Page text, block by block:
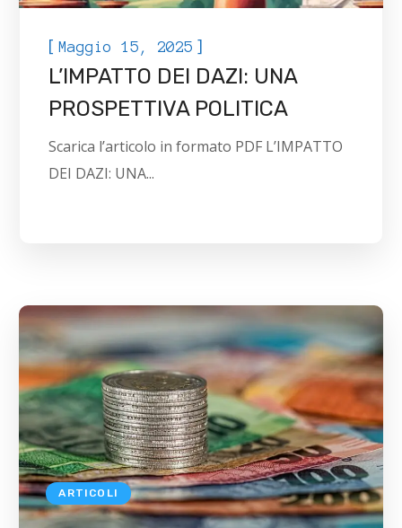
[Maggio 15, 2025 ]
L’IMPATTO DEI DAZI: UNA
PROSPETTIVA POLITICA
Scarica l’articolo in formato PDF L’IMPATTO
DEI DAZI: UNA...
ARTICOLI